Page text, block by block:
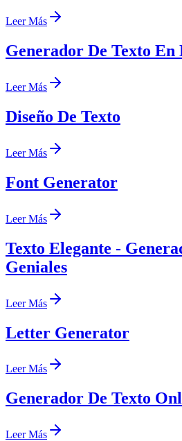
Leer Más
Generador De Texto En
Leer Más
Diseño De Texto
Leer Más
Font Generator
Leer Más
Texto Elegante -
Geniales
Leer Más
Letter Generator
Leer Más
Generador De Texto
Leer Más